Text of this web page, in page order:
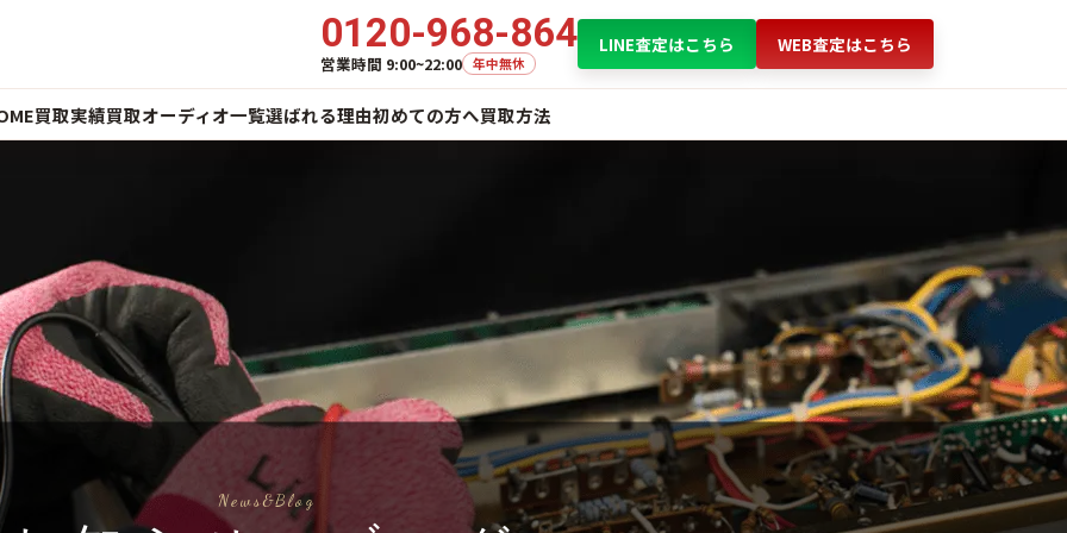
0120-968-864
営業時間 9:00~22:00 年中無休
LINE査定はこちら WEB査定はこちら
買取実績買取オーディオ一覧選ばれる理由初めての方へ買取方法
News&Blog